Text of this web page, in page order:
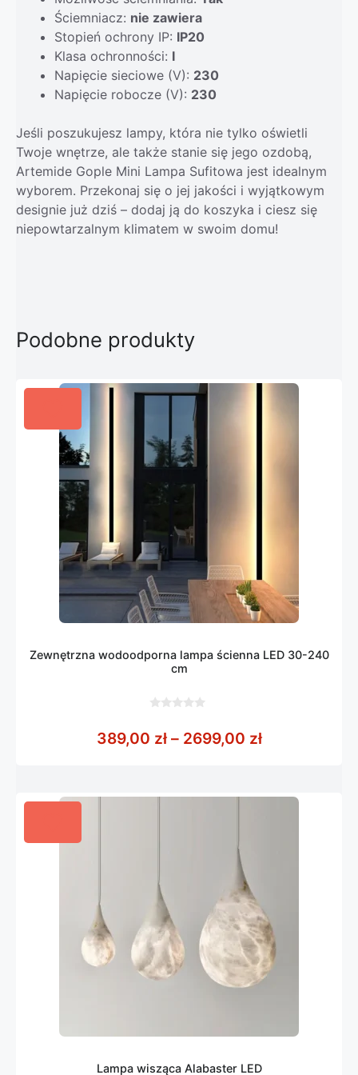
Ściemniacz: nie zawiera
Stopień ochrony IP: IP20
Klasa ochronności: I
Napięcie sieciowe (V): 230
Napięcie robocze (V): 230
Jeśli poszukujesz lampy, która nie tylko oświetli
Twoje wnętrze, ale także stanie się jego ozdobą,
Artemide Gople Mini Lampa Sufitowa jest idealnym
wyborem. Przekonaj się o jej jakości i wyjątkowym
designie już dziś – dodaj ją do koszyka i ciesz się
niepowtarzalnym klimatem w swoim domu!
Podobne produkty
Zewnętrzna wodoodporna lampa ścienna LED 30-240
cm
5
389,00 zł – 2699,00 złZakres cen:
Lampa wisząca Alabaster LED